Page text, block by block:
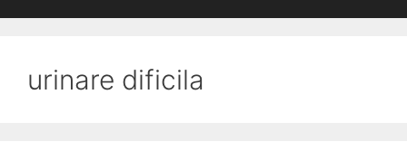
urinare dificila